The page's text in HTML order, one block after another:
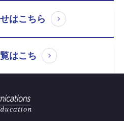
はこちら
はこち